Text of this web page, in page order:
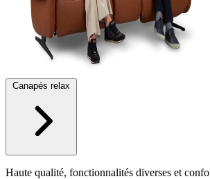
Canapés relax
Haute qualité, fonctionnalités diverses et